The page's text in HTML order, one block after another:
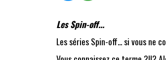
Les Spin-off...
Les séries Spin-off... si vous ne